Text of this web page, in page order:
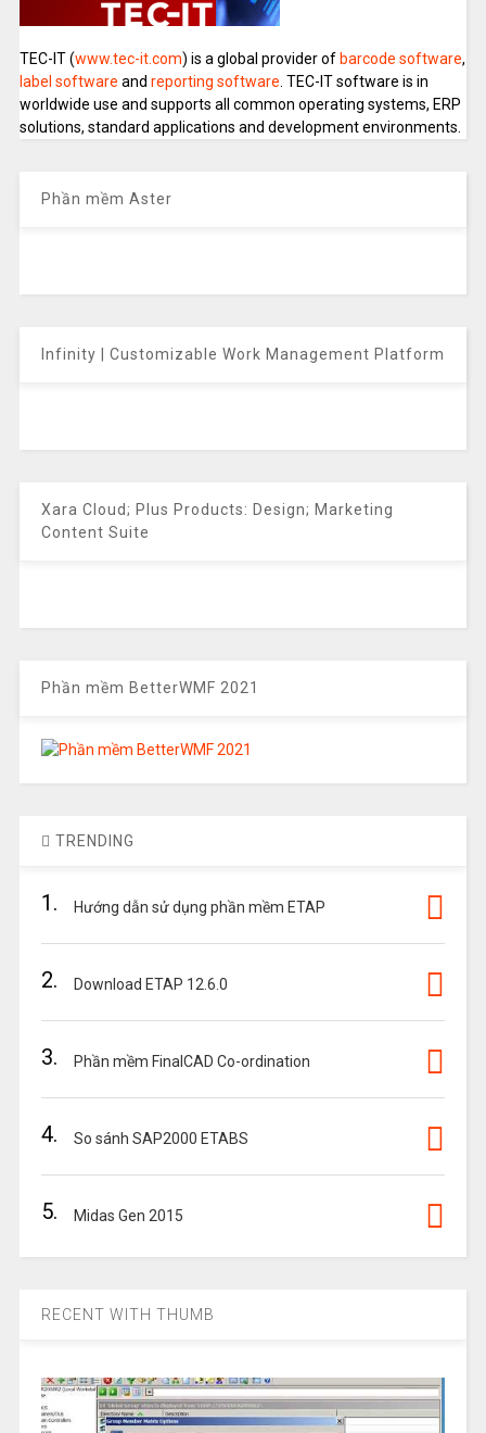
TEC-IT (www.tec-it.com) is a global provider of barcode software,
label software and reporting software . TEC-IT software is in
worldwide use and supports all common operating systems, ERP
solutions, standard applications and development environments.
Phần mềm Aster
Infinity | Customizable Work Management Platform
Xara Cloud; Plus Products: Design; Marketing
Content Suite
Phần mềm BetterWMF 2021
TRENDING
1. Hướng dẫn sử dụng phần mềm ETAP
2. Download ETAP 12.6.0
3. Phần mềm FinalCAD Co-ordination
4. So sánh SAP2000 ETABS
5. Midas Gen 2015
RECENT WITH THUMB